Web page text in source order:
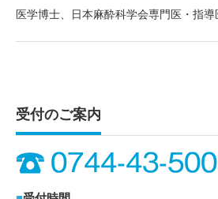
医学博士、日本麻酔科学会専門医・指
受付のご案内